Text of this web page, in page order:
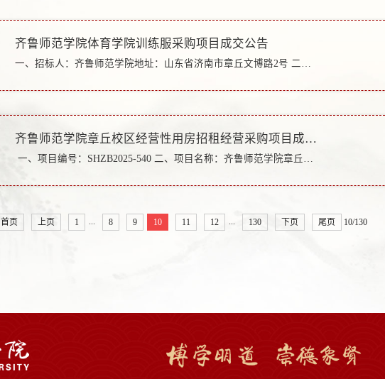
齐鲁师范学院体育学院训练服采购项目成交公告
一、招标人：齐鲁师范学院地址：山东省济南市章丘文博路2号 二、招标代理机构：山东正平招标咨询有限公司 地址：济南市历下区花园东路3699号新悦广场1号楼17层联系方式：0531-88257598 三、项目名称：齐鲁师...
齐鲁师范学院章丘校区经营性用房招租经营采购项目成交公告
一、项目编号：SHZB2025-540 二、项目名称：齐鲁师范学院章丘校区经营性用房招租经营采购项目三、成交信息：A包：济南市章丘区百福优家商贸商行（个体工商户），成交金额：24943元/年。B包：济南市章丘区鲜鲜鲜...
首页 上页 1 ... 8 9 10 11 12 ... 130 下页 尾页 10/130